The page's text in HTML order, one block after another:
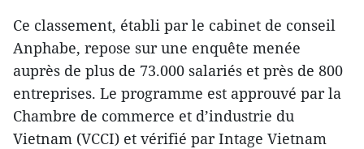
Ce classement, établi par le cabinet de conseil
Anphabe, repose sur une enquête menée
auprès de plus de 73.000 salariés et près de 800
entreprises. Le programme est approuvé par la
Chambre de commerce et d’industrie du
Vietnam (VCCI) et vérifié par Intage Vietnam